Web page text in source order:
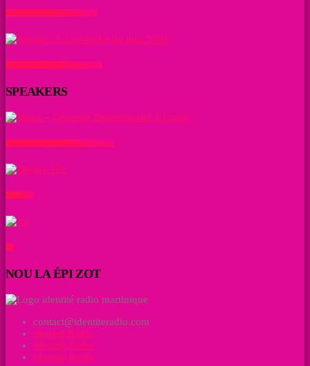
RDE : l’atelier radio de la 1ère AP
Pòtalan : Le proverbe du jour N°01
SPEAKERS
Manu – l’énergie Réunionnaise à l’aube
Deejay 113
Jul
NOU LA ÉPI ZOT
contact@identiteradio.com
identité Radio
Identité Radio
Identité Radio